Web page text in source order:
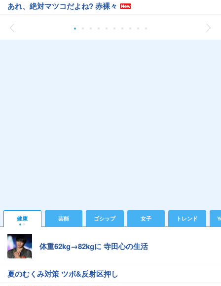
あれ、絶対マツコだよね? 赤裸々
健康 芸能 ゴシップ 女子 トレンド
体重62kg→82kgに 寺田心の生活
夏のむくみ対策 ツボ&反射区押し